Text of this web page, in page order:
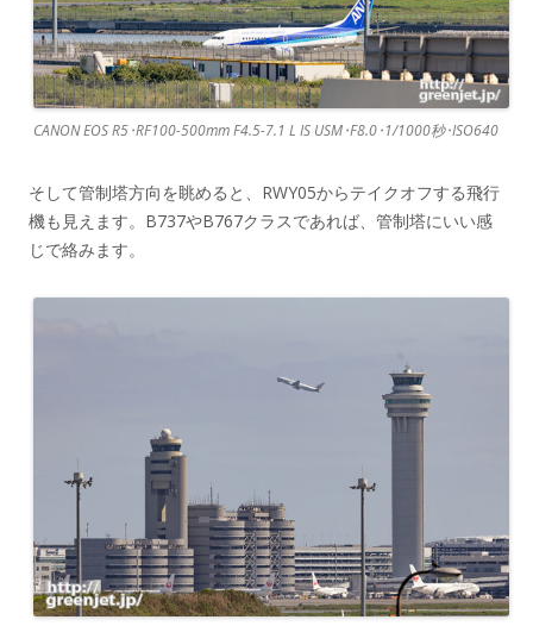
CANON EOS R5･RF100-500mm F4.5-7.1 L IS USM･F8.0･1/1000秒･ISO640
そして管制塔方向を眺めると、RWY05からテイクオフする飛行
機も見えます。B737やB767クラスであれば、管制塔にいい感
じで絡みます。